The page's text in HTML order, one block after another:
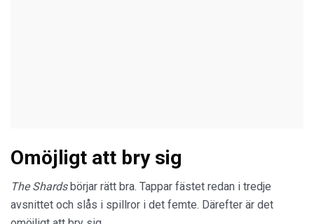
Omöjligt att bry sig
The Shards börjar rätt bra. Tappar fästet redan i tredje
avsnittet och slås i spillror i det femte. Därefter är det